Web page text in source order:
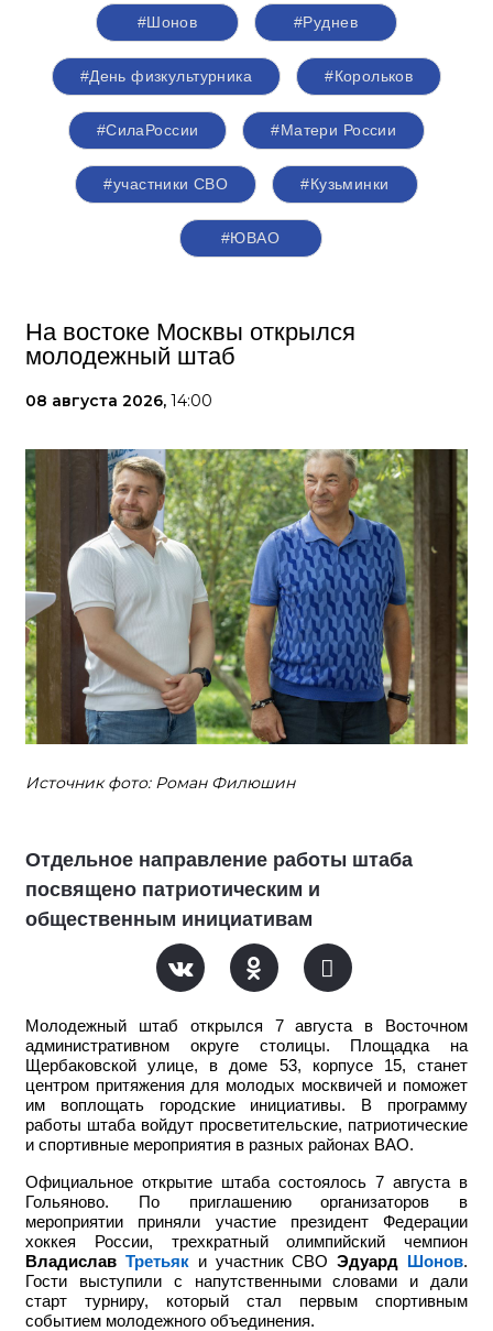
#Шонов #Руднев
#День физкультурника #Корольков
#СилаРоссии #Матери России
#участники СВО #Кузьминки
#ЮВАО
На востоке Москвы открылся
молодежный штаб
08 августа 2026, 14:00
Источник фото: Роман Филюшин
Отдельное направление работы штаба
посвящено патриотическим и
общественным инициативам
Молодежный штаб открылся 7 августа в Восточном
административном округе столицы. Площадка на
Щербаковской улице, в доме 53, корпусе 15, станет
центром притяжения для молодых москвичей и поможет
им воплощать городские инициативы. В программу
работы штаба войдут просветительские, патриотические
и спортивные мероприятия в разных районах ВАО.
Официальное открытие штаба состоялось 7 августа в
Гольяново. По приглашению организаторов в
мероприятии приняли участие
президент Федерации
хоккея России, трехкратный олимпийский чемпион
Владислав Третьяки участник СВО Эдуард Шонов.
Гости выступили с напутственными словами и дали
старт турниру, который стал первым спортивным
событием молодежного объединения.